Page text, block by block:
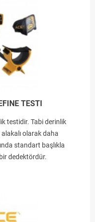
TESTI
testidir. Tabi derinlik
olarak daha
standart başlıkla
dedektördür.